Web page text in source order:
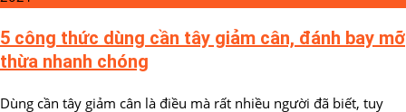
5 công thức dùng cần tây giảm cân, đánh bay mỡ
thừa nhanh chóng
Dùng cần tây giảm cân là điều mà rất nhiều người đã biết, tuy